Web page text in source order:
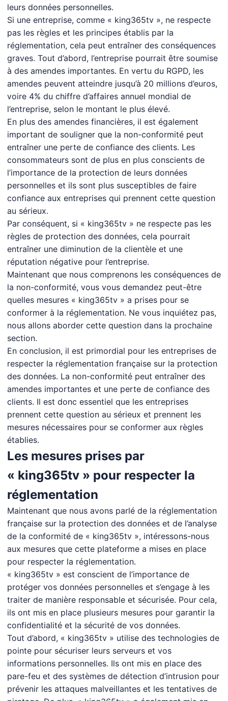
leurs données personnelles.
Si une entreprise, comme « king365tv », ne respecte
pas les règles et les principes établis par la
réglementation, cela peut entraîner des conséquences
graves. Tout d’abord, l’entreprise pourrait être soumise
à des amendes importantes. En vertu du RGPD, les
amendes peuvent atteindre jusqu’à 20 millions d’euros,
voire 4% du chiffre d’affaires annuel mondial de
l’entreprise, selon le montant le plus élevé.
En plus des amendes financières, il est également
important de souligner que la non-conformité peut
entraîner une perte de confiance des clients. Les
consommateurs sont de plus en plus conscients de
l’importance de la protection de leurs données
personnelles et ils sont plus susceptibles de faire
confiance aux entreprises qui prennent cette question
au sérieux.
Par conséquent, si « king365tv » ne respecte pas les
règles de protection des données, cela pourrait
entraîner une diminution de la clientèle et une
réputation négative pour l’entreprise.
Maintenant que nous comprenons les conséquences de
la non-conformité, vous vous demandez peut-être
quelles mesures « king365tv » a prises pour se
conformer à la réglementation. Ne vous inquiétez pas,
nous allons aborder cette question dans la prochaine
section.
En conclusion, il est primordial pour les entreprises de
respecter la réglementation française sur la protection
des données. La non-conformité peut entraîner des
amendes importantes et une perte de confiance des
clients. Il est donc essentiel que les entreprises
prennent cette question au sérieux et prennent les
mesures nécessaires pour se conformer aux règles
établies.
Les mesures prises par
« king365tv » pour respecter la
réglementation
Maintenant que nous avons parlé de la réglementation
française sur la protection des données et de l’analyse
de la conformité de « king365tv », intéressons-nous
aux mesures que cette plateforme a mises en place
pour respecter la réglementation.
« king365tv » est conscient de l’importance de
protéger vos données personnelles et s’engage à les
traiter de manière responsable et sécurisée. Pour cela,
ils ont mis en place plusieurs mesures pour garantir la
confidentialité et la sécurité de vos données.
Tout d’abord, « king365tv » utilise des technologies de
pointe pour sécuriser leurs serveurs et vos
informations personnelles. Ils ont mis en place des
pare-feu et des systèmes de détection d’intrusion pour
prévenir les attaques malveillantes et les tentatives de